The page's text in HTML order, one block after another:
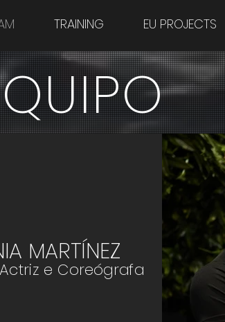
TRAINING EU PROJECTS
MARTÍNEZ
e Coreógrafa